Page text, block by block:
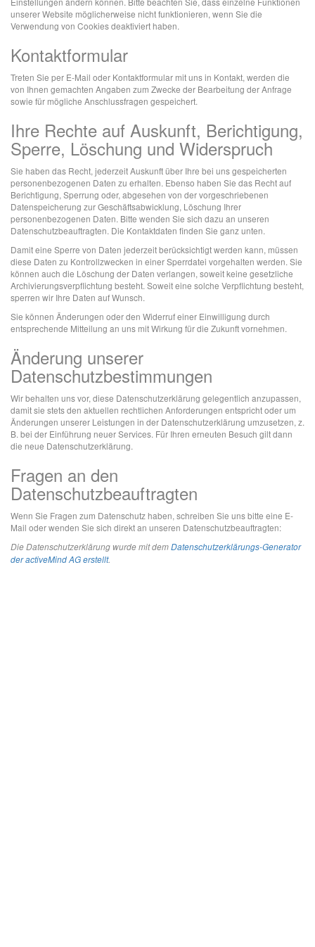
unserer Website möglicherweise nicht funktionieren, wenn Sie die
Verwendung von Cookies deaktiviert haben.
Kontaktformular
Treten Sie per E-Mail oder Kontaktformular mit uns in Kontakt, werden die
von Ihnen gemachten Angaben zum Zwecke der Bearbeitung der Anfrage
sowie für mögliche Anschlussfragen gespeichert.
Ihre Rechte auf Auskunft, Berichtigung,
Sperre, Löschung und Widerspruch
Sie haben das Recht, jederzeit Auskunft über Ihre bei uns gespeicherten
personenbezogenen Daten zu erhalten. Ebenso haben Sie das Recht auf
Berichtigung, Sperrung oder, abgesehen von der vorgeschriebenen
Datenspeicherung zur Geschäftsabwicklung, Löschung Ihrer
personenbezogenen Daten. Bitte wenden Sie sich dazu an unseren
Datenschutzbeauftragten. Die Kontaktdaten finden Sie ganz unten.
Damit eine Sperre von Daten jederzeit berücksichtigt werden kann, müssen
diese Daten zu Kontrollzwecken in einer Sperrdatei vorgehalten werden. Sie
können auch die Löschung der Daten verlangen, soweit keine gesetzliche
Archivierungsverpflichtung besteht. Soweit eine solche Verpflichtung besteht,
sperren wir Ihre Daten auf Wunsch.
Sie können Änderungen oder den Widerruf einer Einwilligung durch
entsprechende Mitteilung an uns mit Wirkung für die Zukunft vornehmen.
Änderung unserer
Datenschutzbestimmungen
Wir behalten uns vor, diese Datenschutzerklärung gelegentlich anzupassen,
damit sie stets den aktuellen rechtlichen Anforderungen entspricht oder um
Änderungen unserer Leistungen in der Datenschutzerklärung umzusetzen, z.
B. bei der Einführung neuer Services. Für Ihren erneuten Besuch gilt dann
die neue Datenschutzerklärung.
Fragen an den
Datenschutzbeauftragten
Wenn Sie Fragen zum Datenschutz haben, schreiben Sie uns bitte eine E-
Mail oder wenden Sie sich direkt an unseren Datenschutzbeauftragten:
Die Datenschutzerklärung wurde mit demDatenschutzerklärungs-Generator
der activeMind AG erstellt.